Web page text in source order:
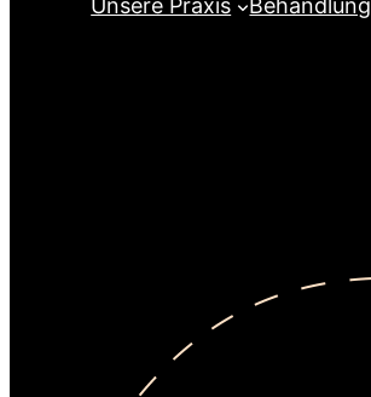
Unsere Praxis Behandlung